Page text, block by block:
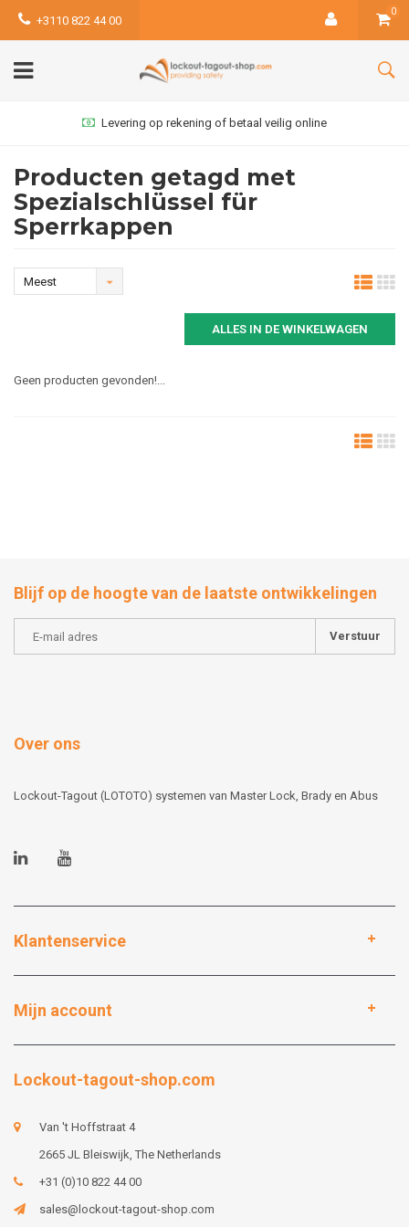
+3110 822 44 00
0
Levering op rekening of betaal veilig online
Producten getagd met
Spezialschlüssel für
Sperrkappen
Meest
ALLES IN DE WINKELWAGEN
Geen producten gevonden!...
Blijf op de hoogte van de laatste ontwikkelingen
Verstuur
Over ons
Lockout-Tagout (LOTOTO) systemen van Master Lock, Brady en Abus
Klantenservice
Mijn account
Lockout-tagout-shop.com
Van 't Hoffstraat 4
2665 JL Bleiswijk, The Netherlands
+31 (0)10 822 44 00
sales@lockout-tagout-shop.com